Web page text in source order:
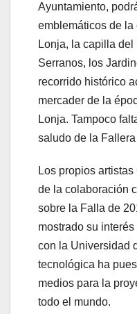
Ayuntamiento,
emblemáticos de
Lonja, la capilla
Serranos, los
recorrido histórico
mercader de la
Lonja. Tampoco
saludo de la
Los propios
de la colaboración
sobre la Falla de
mostrado su
con la Universidad
tecnológica ha
medios para la
todo el mundo.